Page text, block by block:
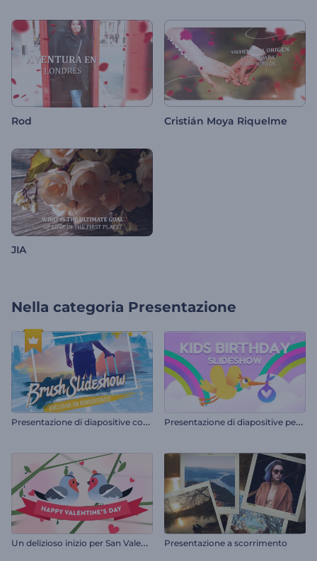
Rod Cristián Moya Riquelme
JIA
Nella categoria Presentazione
P
resentazione di diapositive con pennellate grunge P
resentazione di diapositive per compleanni di bambini
U
n delizioso inizio per San Valentino Presentazione a scorrimento